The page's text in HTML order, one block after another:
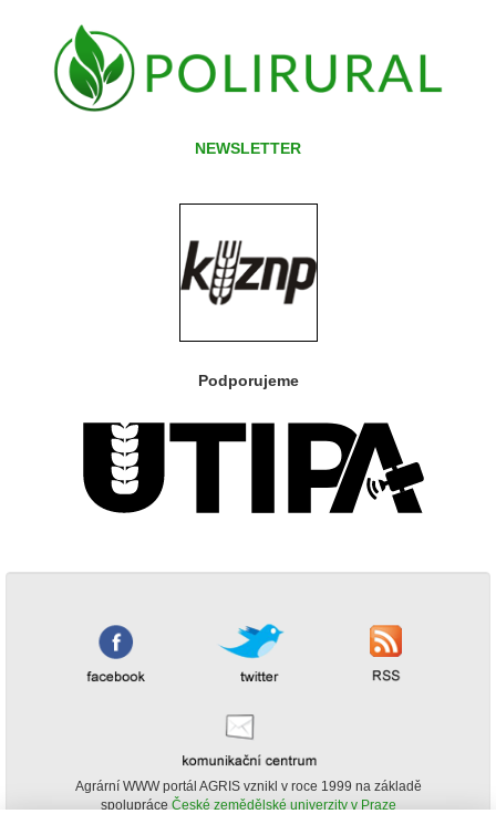
NEWSLETTER
Podporujeme
Agrární WWW portál AGRIS vznikl v roce 1999 na základě
spolupráce České zemědělské univerzity v Praze